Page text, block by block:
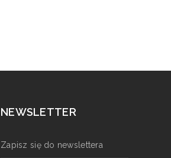
NEWSLETTER
Zapisz się do newslettera